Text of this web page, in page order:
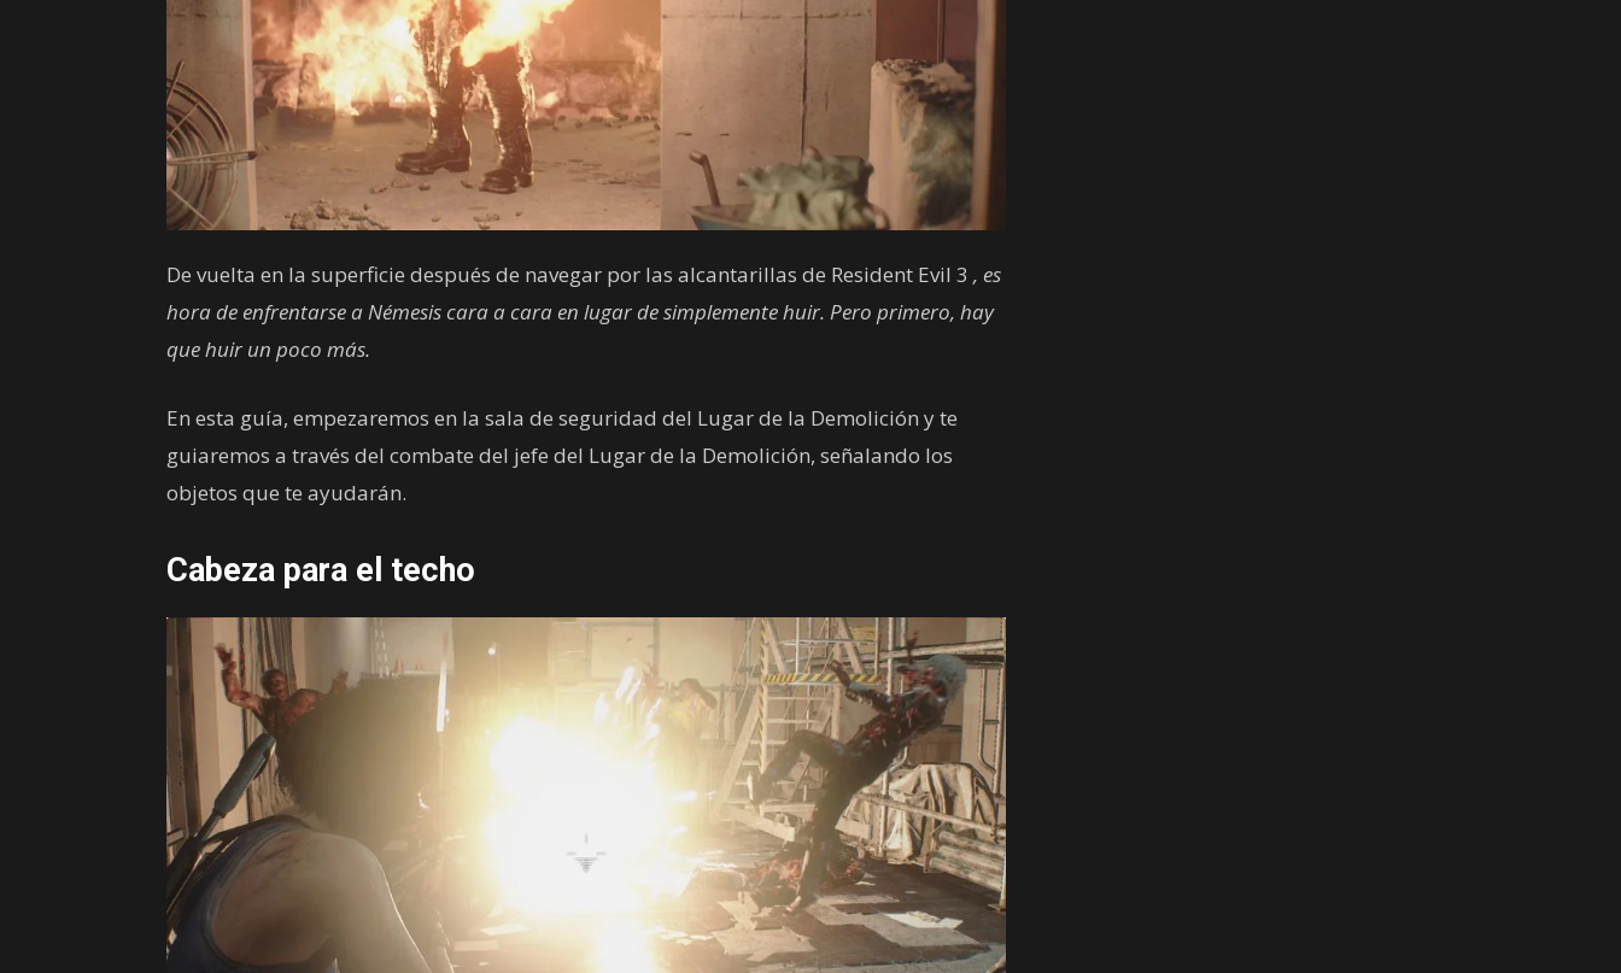
De vuelta en la superficie después de navegar por las alcantarillas de Resident Evil 3 , es
hora de enfrentarse a Némesis cara a cara en lugar de simplemente huir. Pero primero, hay
que huir un poco más.
En esta guía, empezaremos en la sala de seguridad del Lugar de la Demolición y te
guiaremos a través del combate del jefe del Lugar de la Demolición, señalando los
objetos que te ayudarán.
Cabeza para el techo